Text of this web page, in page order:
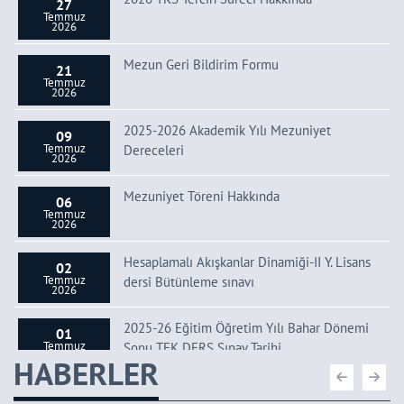
27
Temmuz
2026
21
Temmuz
2026
Mezun Geri Bildirim Formu
09
Temmuz
2026
2025-2026 Akademik Yılı Mezuniyet
Dereceleri
06
Temmuz
2026
Mezuniyet Töreni Hakkında
02
Temmuz
2026
Hesaplamalı Akışkanlar Dinamiği-II Y. Lisans
dersi Bütünleme sınavı
01
Temmuz
2025-26 Eğitim Öğretim Yılı Bahar Dönemi
Sonu TEK DERS Sınav Tarihi
26 Bitirme Ödevi ve MTU Projeleri Hakkında
HABERLER